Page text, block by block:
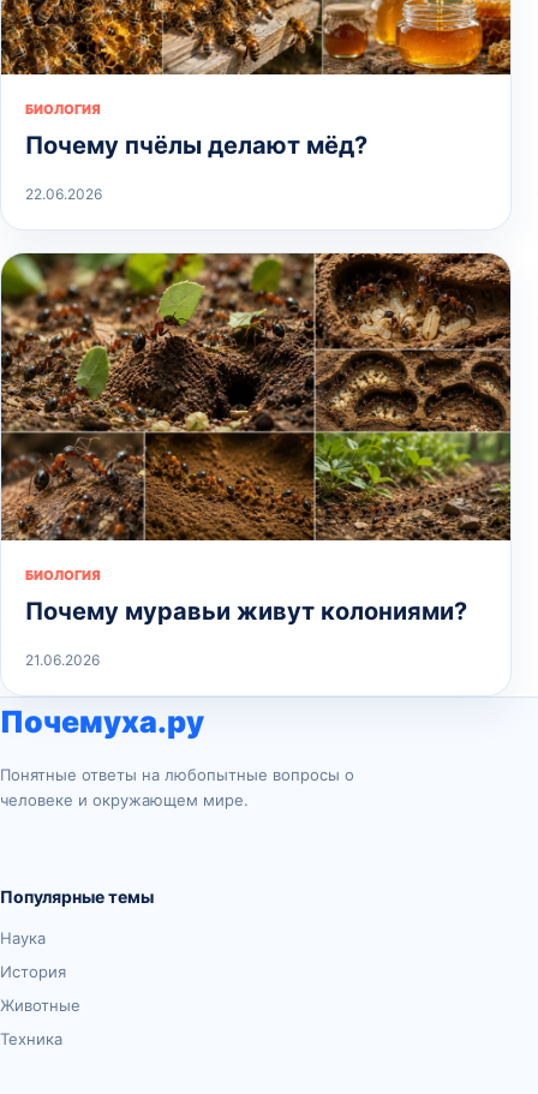
БИОЛОГИЯ
Почему пчёлы делают мёд?
22.06.2026
БИОЛОГИЯ
Почему муравьи живут колониями?
21.06.2026
Почемуха.ру
Понятные ответы на любопытные вопросы о
человеке и окружающем мире.
Популярные темы
Наука
История
Животные
Техника